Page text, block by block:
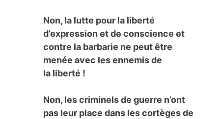
Non, la lutte pour la liberté
d’expression et de conscience et
contre la barbarie ne peut être
menée avec les ennemis de
la liberté !
Non, les criminels de guerre n’ont
pas leur place dans les cortèges de